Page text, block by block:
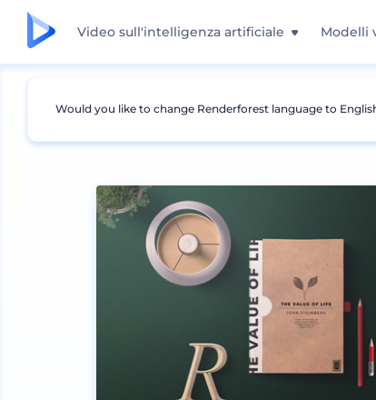
Video sull'intelligenza artificiale Modelli
Mockup Stampa Mockup libro
Would you like to change Renderforest language to